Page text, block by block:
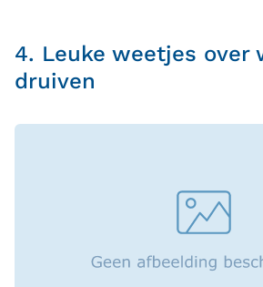
4. Leuke weetjes over
druiven